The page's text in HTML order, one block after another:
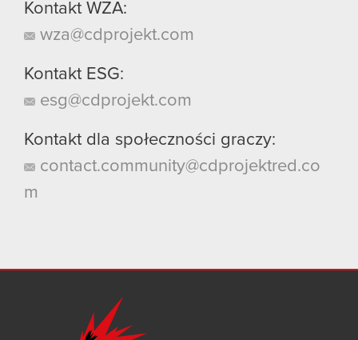
Kontakt WZA:
wza@cdprojekt.com
Kontakt ESG:
esg@cdprojekt.com
Kontakt dla społeczności graczy:
contact.community@cdprojektred.co
m